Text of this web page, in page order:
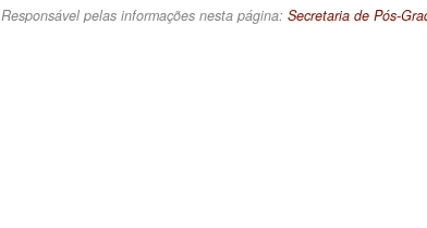
Responsável pelas informações nesta página: Secretaria de Pós-